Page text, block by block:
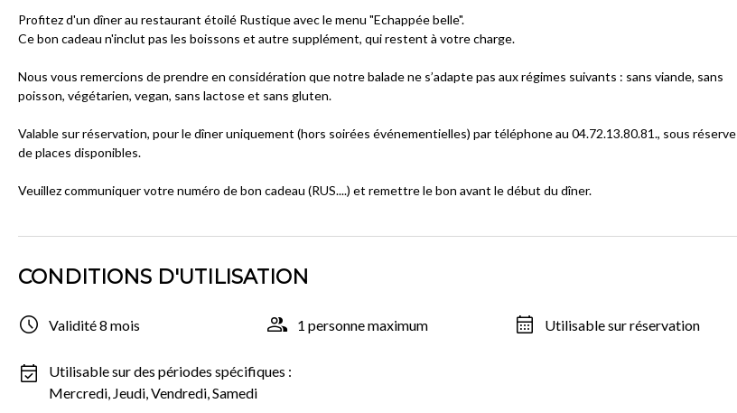
Profitez d'un dîner au restaurant étoilé Rustique avec le menu "Echappée belle".
Ce bon cadeau n'inclut pas les boissons et autre supplément, qui restent à votre charge.
Nous vous remercions de prendre en considération que notre balade ne s’adapte pas aux régimes suivants : sans viande, sans
poisson, végétarien, vegan, sans lactose et sans gluten.
Valable sur réservation, pour le dîner uniquement (hors soirées événementielles) par téléphone au 04.72.13.80.81., sous réserve
de places disponibles.
Veuillez communiquer votre numéro de bon cadeau (RUS....) et remettre le bon avant le début du dîner.
CONDITIONS D'UTILISATION
Validité 8 mois 1 personne maximum Utilisable sur réservation
Utilisable sur des périodes spécifiques :
Mercredi, Jeudi, Vendredi, Samedi